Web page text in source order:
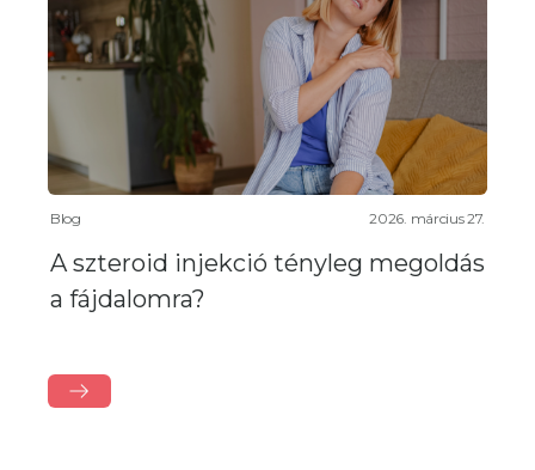
Blog 2026. március 27.
A szteroid injekció tényleg megoldás
a fájdalomra?